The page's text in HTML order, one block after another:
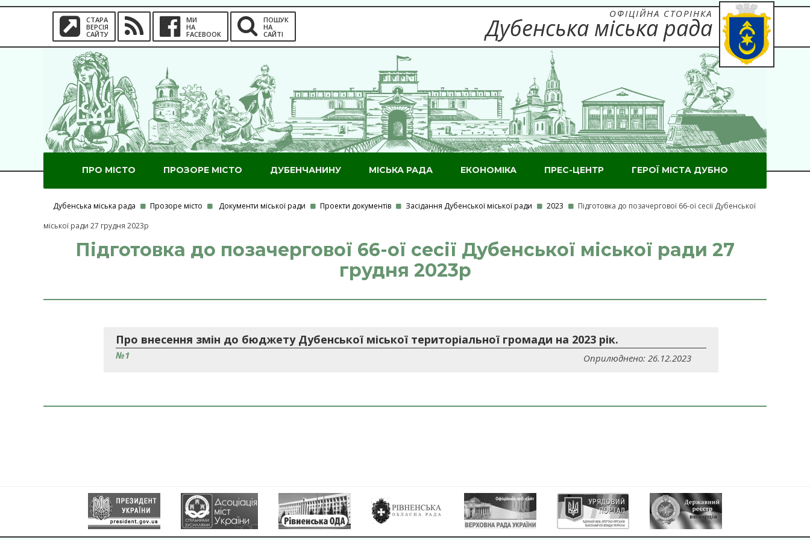
СТАРА
ВЕРСІЯ
САЙТУ
МИ
НА
FACEBOOK
ПОШУК
НА
САЙТІ
ОФІЦІЙНА СТОРІНКА
Дубенська міська рада
ПРО МІСТО ПРОЗОРЕ МІСТО ДУБЕНЧАНИНУ МІСЬКА РАДА ЕКОНОМІКА ПРЕС-ЦЕНТР ГЕРОЇ МІСТА ДУБНО
Дубенська міська рада Прозоре місто Документи міської ради Проекти документів Засідання Дубенської міської ради 2023
Підготовка до позачергової 66-ої сесії Дубенської
міської ради 27 грудня 2023р
Підготовка до позачергової 66-ої сесії Дубенської міської ради 27
грудня 2023р
Про внесення змін до бюджету Дубенської міської територіальної громади на 2023 рік.
№1 Оприлюднено: 26.12.2023